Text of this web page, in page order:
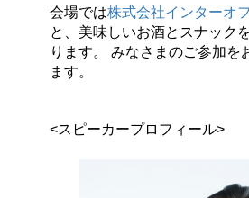
会場では株式会社インターオ
と、美味しいお酒とスナック
ります。 みなさまのご参加を
ます。
<スピーカープロフィール>